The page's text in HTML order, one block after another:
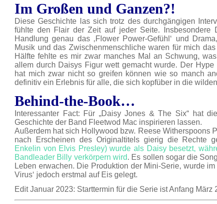
Im Großen und Ganzen?!
Diese Geschichte las sich trotz des durchgängigen
fühlte den Flair der Zeit auf jeder Seite. Insbesondere
Handlung genau das ‚Flower Power-Gefühl‘ und
Musik und das Zwischenmenschliche waren für mich
Hälfte fehlte es mir zwar manches Mal an Schwung,
allem durch Daisys Figur wett gemacht wurde. Der
hat mich zwar nicht so greifen können wie so manch
definitiv ein Erlebnis für alle, die sich kopfüber in die
Behind-the-Book…
Interessanter Fact: Für „Daisy Jones & The Six“ hat
Geschichte der Band Fleetwod Mac inspirieren lassen.
Außerdem hat sich Hollywood bzw. Reese Witherspoons
nach Erscheinen des Originaltitels gierig die Rechte
Enkelin von Elvis Presley) wurde als Daisy besetzt,
Bandleader Billy verkörpern wird. Es sollen sogar die
Leben erwachen. Die Produktion der Mini-Serie, wurde
Virus‘ jedoch erstmal auf Eis gelegt.
Edit Januar 2023: Starttermin für die Serie ist Anfang März